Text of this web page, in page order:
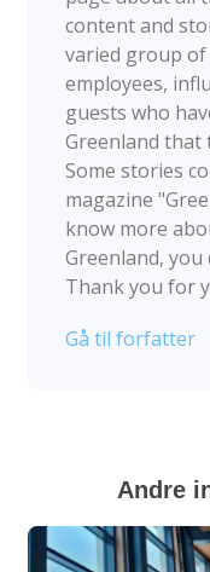
content and
varied group
employees,
guests who
Greenland that
Some stories
magazine
know more
Greenland,
Thank you for
Gå til forfatter
Andre